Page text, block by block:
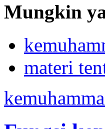
Mungkin
materi